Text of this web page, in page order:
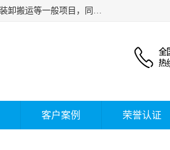
西安福鸿祥物流有限公司成立于2021年，位于陕西省西安市灞桥区，公司主要从事国内货物运输代理、装卸搬运等一般项目，同时具备道路货物运输（不含危险货物）的许可资质。凭借专业的物流服务和*的运输能力，公司致力于为客户提供安全、可靠的物流解决方案，满足多样化的运输需求，助力企业*运营。
客户案例 荣誉认证